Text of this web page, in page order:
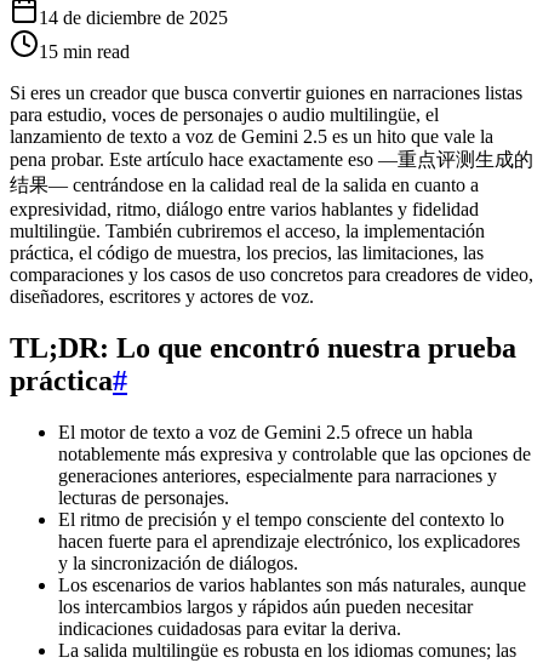
14 de diciembre de 2025
15 min read
Si eres un creador que busca convertir guiones en narraciones listas
para estudio, voces de personajes o audio multilingüe, el
lanzamiento de texto a voz de Gemini 2.5 es un hito que vale la
pena probar. Este artículo hace exactamente eso —重点评测生成的
结果— centrándose en la calidad real de la salida en cuanto a
expresividad, ritmo, diálogo entre varios hablantes y fidelidad
multilingüe. También cubriremos el acceso, la implementación
práctica, el código de muestra, los precios, las limitaciones, las
comparaciones y los casos de uso concretos para creadores de video,
diseñadores, escritores y actores de voz.
TL;DR: Lo que encontró nuestra prueba
práctica#
El motor de texto a voz de Gemini 2.5 ofrece un habla
notablemente más expresiva y controlable que las opciones de
generaciones anteriores, especialmente para narraciones y
lecturas de personajes.
El ritmo de precisión y el tempo consciente del contexto lo
hacen fuerte para el aprendizaje electrónico, los explicadores
y la sincronización de diálogos.
Los escenarios de varios hablantes son más naturales, aunque
los intercambios largos y rápidos aún pueden necesitar
indicaciones cuidadosas para evitar la deriva.
La salida multilingüe es robusta en los idiomas comunes; las